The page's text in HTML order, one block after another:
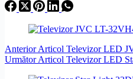
AnteriorArticol Televizor LED
UrmătorArticol Televizor LED